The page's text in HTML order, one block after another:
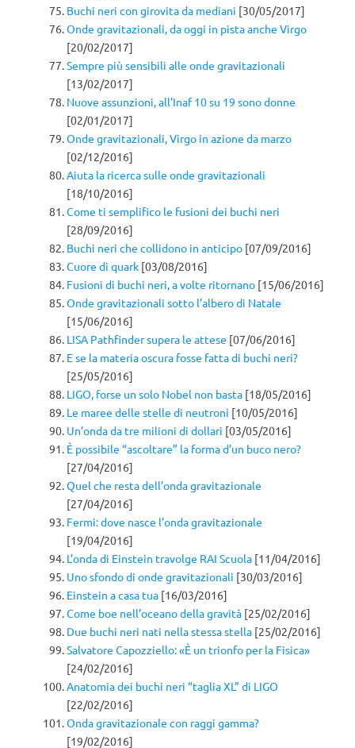
Buchi neri con girovita da mediani [30/05/2017]
Onde gravitazionali, da oggi in pista anche Virgo
[20/02/2017]
Sempre più sensibili alle onde gravitazionali
[13/02/2017]
Nuove assunzioni, all’Inaf 10 su 19 sono donne
[02/01/2017]
Onde gravitazionali, Virgo in azione da marzo
[02/12/2016]
Aiuta la ricerca sulle onde gravitazionali
[18/10/2016]
Come ti semplifico le fusioni dei buchi neri
[28/09/2016]
Buchi neri che collidono in anticipo [07/09/2016]
Cuore di quark [03/08/2016]
Fusioni di buchi neri, a volte ritornano [15/06/2016]
Onde gravitazionali sotto l’albero di Natale
[15/06/2016]
LISA Pathfinder supera le attese [07/06/2016]
E se la materia oscura fosse fatta di buchi neri?
[25/05/2016]
LIGO, forse un solo Nobel non basta [18/05/2016]
Le maree delle stelle di neutroni [10/05/2016]
Un’onda da tre milioni di dollari [03/05/2016]
È possibile “ascoltare” la forma d’un buco nero?
[27/04/2016]
Quel che resta dell’onda gravitazionale
[27/04/2016]
Fermi: dove nasce l’onda gravitazionale
[19/04/2016]
L’onda di Einstein travolge RAI Scuola [11/04/2016]
Uno sfondo di onde gravitazionali [30/03/2016]
Einstein a casa tua [16/03/2016]
Come boe nell’oceano della gravità [25/02/2016]
Due buchi neri nati nella stessa stella [25/02/2016]
Salvatore Capozziello: «È un trionfo per la Fisica»
[24/02/2016]
Anatomia dei buchi neri “taglia XL” di LIGO
[22/02/2016]
Onda gravitazionale con raggi gamma?
[19/02/2016]